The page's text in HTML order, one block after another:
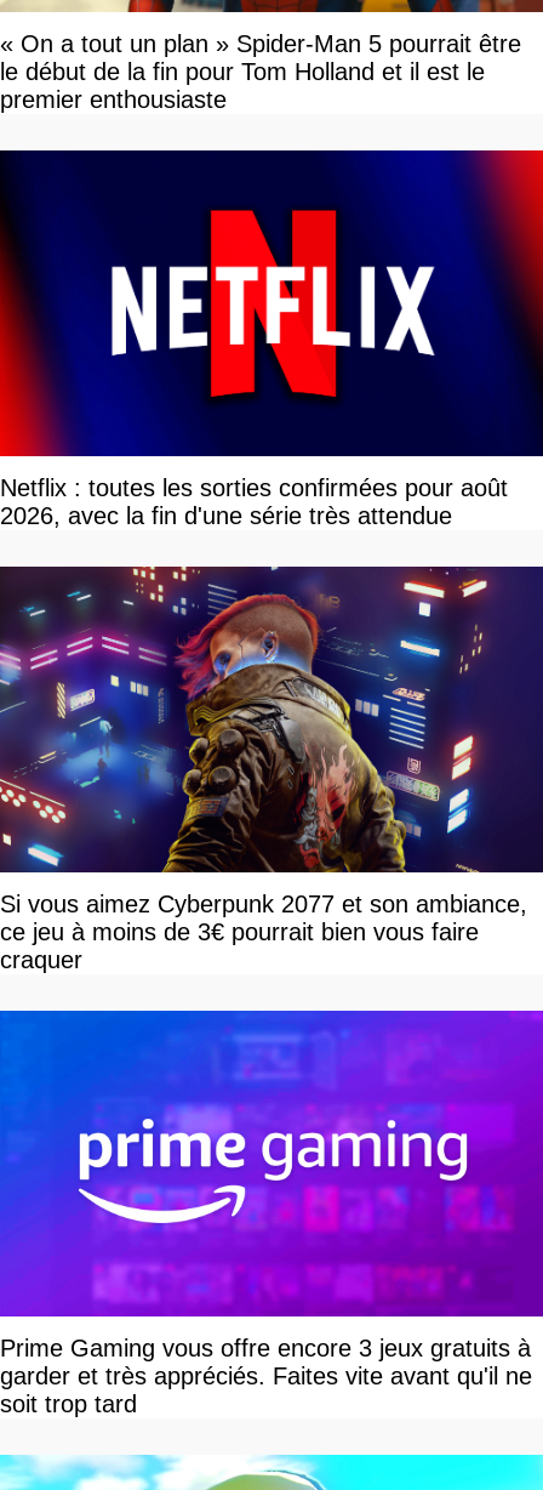
« On a tout un plan » Spider-Man 5 pourrait être
le début de la fin pour Tom Holland et il est le
premier enthousiaste
Netflix : toutes les sorties confirmées pour août
2026, avec la fin d'une série très attendue
Si vous aimez Cyberpunk 2077 et son ambiance,
ce jeu à moins de 3€ pourrait bien vous faire
craquer
Prime Gaming vous offre encore 3 jeux gratuits à
garder et très appréciés. Faites vite avant qu'il ne
soit trop tard